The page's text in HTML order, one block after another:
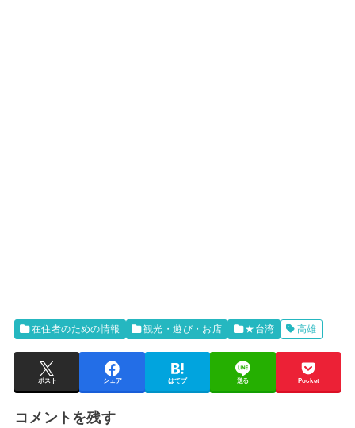
在住者のための情報 観光・遊び・お店 ★台湾 高雄
ポスト シェア はてブ 送る Pocket
コメントを残す